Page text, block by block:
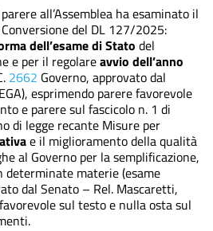
all’Assemblea ha esaminato il
del DL 127/2025:
dell’esame di Stato del
e per il regolareavvio dell’anno
2662 Governo, approvato dal
esprimendo parere favorevole
e parere sul fascicolo n. 1 di
di legge recante Misure per
e il miglioramento della qualità
al Governo per la semplificazione,
materie (esame
dal Senato – Rel. Mascaretti,
sul testo e nulla osta sul